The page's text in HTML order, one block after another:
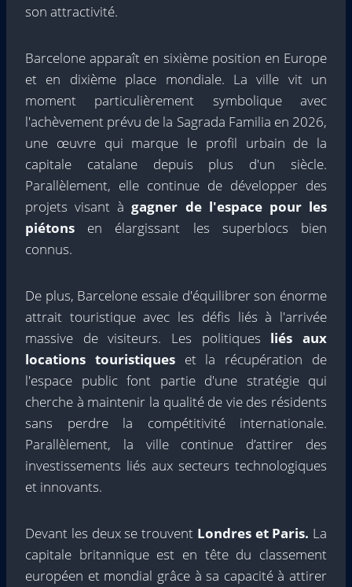
son attractivité.
Barcelone apparaît en sixième position en Europe
et en dixième place mondiale. La ville vit un
moment particulièrement symbolique avec
l'achèvement prévu de la Sagrada Familia en 2026,
une œuvre qui marque le profil urbain de la
capitale catalane depuis plus d'un siècle.
Parallèlement, elle continue de développer des
projets visant à gagner de l'espace pour les
piétons en élargissant les superblocs bien
connus.
De plus, Barcelone essaie d'équilibrer son énorme
attrait touristique avec les défis liés à l'arrivée
massive de visiteurs. Les politiques liés aux
locations touristiqueset la récupération de
l'espace public font partie d'une stratégie qui
cherche à maintenir la qualité de vie des résidents
sans perdre la compétitivité internationale.
Parallèlement, la ville continue d’attirer des
investissements liés aux secteurs technologiques
et innovants.
Devant les deux se trouvent Londres et Paris. La
capitale britannique est en tête du classement
européen et mondial grâce à sa capacité à attirer